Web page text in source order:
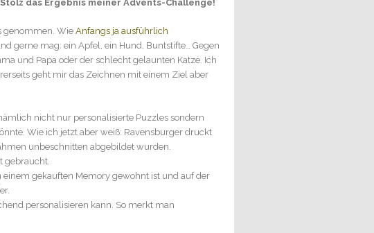
das Ergebnis meiner Advents-Challenge!
genommen. Wie Anfangs ja ausführlich
gerne mag: ein Apfel, ein Hund, Buntstifte… Gegen
und Papa oder der schlecht gelaunten Katze. Ich
geht mir das Zeichnen mit einem Ziel aber
nicht nur personalisierte Puzzles sondern
Wie ich jetzt aber weiß: Ravensburger druckt
unbeschnitten abgebildet wurden.
gebraucht.
gekauften Memory gewohnt ist und auf der
personalisieren kann. So merkt man